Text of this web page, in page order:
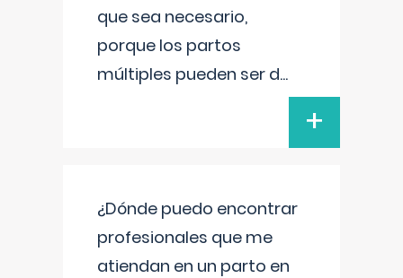
que sea necesario,
porque los partos
múltiples pueden ser d...
+
¿Dónde puedo encontrar
profesionales que me
atiendan en un parto en